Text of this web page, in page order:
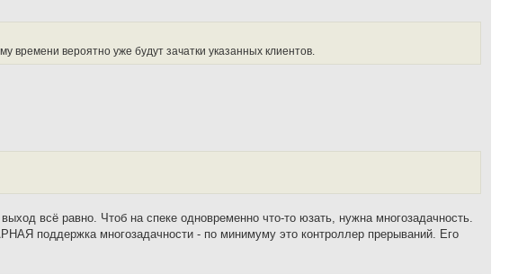
времени вероятно уже будут зачатки указанных клиентов.
всё равно. Чтоб на спеке одновременно что-то юзать, нужна многозадачность.
поддержка многозадачности - по минимуму это контроллер прерываний. Его